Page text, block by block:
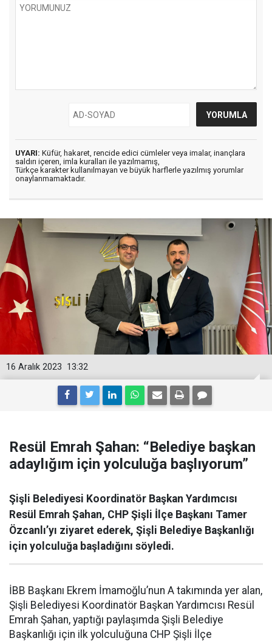
UYARI: Küfür, hakaret, rencide edici cümleler veya imalar, inançlara
saldırı içeren, imla kuralları ile yazılmamış,
Türkçe karakter kullanılmayan ve büyük harflerle yazılmış yorumlar
onaylanmamaktadır.
13:32
16 Aralık 2023
Resül Emrah Şahan: “Belediye başkan
adaylığım için yolculuğa başlıyorum”
Şişli Belediyesi Koordinatör Başkan Yardımcısı
Resül Emrah Şahan, CHP Şişli İlçe Başkanı Tamer
Özcanlı’yı ziyaret ederek, Şişli Belediye Başkanlığı
için yolculuğa başladığını söyledi.
İBB Başkanı Ekrem İmamoğlu’nun A takımında yer alan,
Şişli Belediyesi Koordinatör Başkan Yardımcısı Resül
Emrah Şahan, yaptığı paylaşımda Şişli Belediye
Başkanlığı için ilk yolculuğuna CHP Şişli İlçe